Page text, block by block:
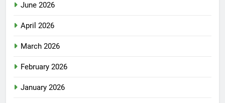
June 2026
April 2026
March 2026
February 2026
January 2026